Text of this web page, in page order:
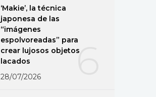
6
‘Makie’, la técnica
japonesa de las
“imágenes
espolvoreadas” para
crear lujosos objetos
lacados
28/07/2026